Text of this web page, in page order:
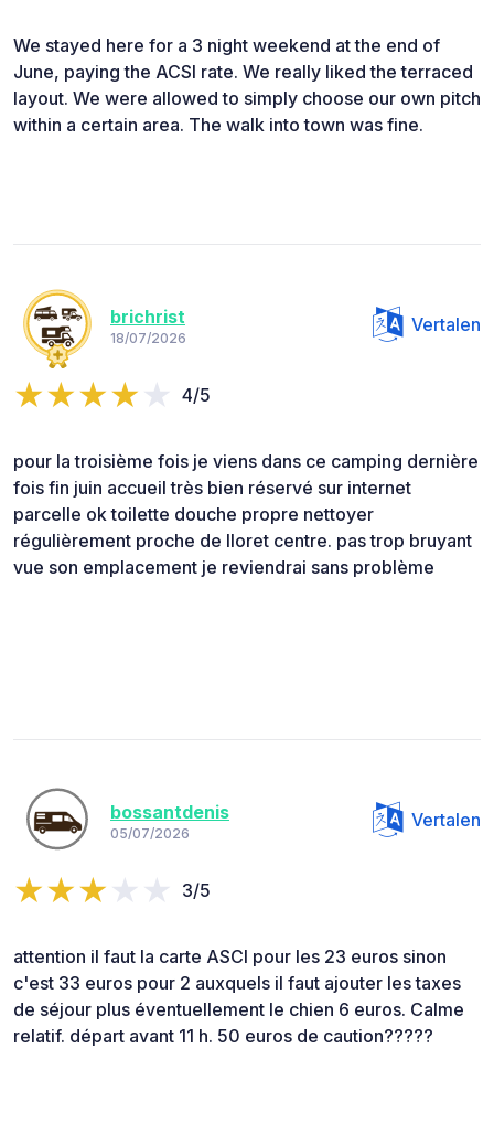
We stayed here for a 3 night weekend at the end of
June, paying the ACSI rate. We really liked the terraced
layout. We were allowed to simply choose our own pitch
within a certain area. The walk into town was fine.
brichrist
18/07/2026
Vertalen
4/5
pour la troisième fois je viens dans ce camping dernière
fois fin juin accueil très bien réservé sur internet
parcelle ok toilette douche propre nettoyer
régulièrement proche de lloret centre. pas trop bruyant
vue son emplacement je reviendrai sans problème
bossantdenis
05/07/2026
Vertalen
3/5
attention il faut la carte ASCI pour les 23 euros sinon
c'est 33 euros pour 2 auxquels il faut ajouter les taxes
de séjour plus éventuellement le chien 6 euros. Calme
relatif. départ avant 11 h. 50 euros de caution?????